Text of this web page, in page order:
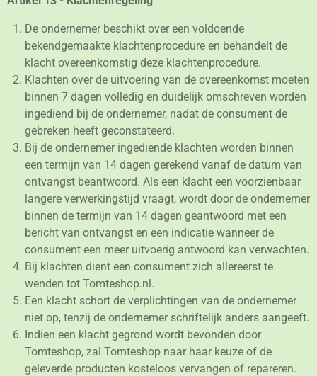
De ondernemer beschikt over een voldoende
bekendgemaakte klachtenprocedure en behandelt de
klacht overeenkomstig deze klachtenprocedure.
Klachten over de uitvoering van de overeenkomst moeten
binnen 7 dagen volledig en duidelijk omschreven worden
ingediend bij de ondernemer, nadat de consument de
gebreken heeft geconstateerd.
Bij de ondernemer ingediende klachten worden binnen
een termijn van 14 dagen gerekend vanaf de datum van
ontvangst beantwoord. Als een klacht een voorzienbaar
langere verwerkingstijd vraagt, wordt door de ondernemer
binnen de termijn van 14 dagen geantwoord met een
bericht van ontvangst en een indicatie wanneer de
consument een meer uitvoerig antwoord kan verwachten.
Bij klachten dient een consument zich allereerst te
wenden tot Tomteshop.nl.
Een klacht schort de verplichtingen van de ondernemer
niet op, tenzij de ondernemer schriftelijk anders aangeeft.
Indien een klacht gegrond wordt bevonden door
Tomteshop, zal Tomteshop naar haar keuze of de
geleverde producten kosteloos vervangen of repareren.